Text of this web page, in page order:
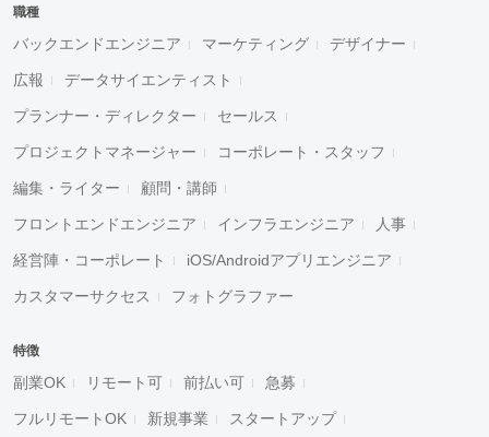
職種
バックエンドエンジニア マーケティング デザイナー
広報 データサイエンティスト
プランナー・ディレクター セールス
プロジェクトマネージャー コーポレート・スタッフ
編集・ライター 顧問・講師
フロントエンドエンジニア インフラエンジニア 人事
経営陣・コーポレート iOS/Androidアプリエンジニア
カスタマーサクセス フォトグラファー
特徴
副業OK リモート可 前払い可 急募
フルリモートOK 新規事業 スタートアップ